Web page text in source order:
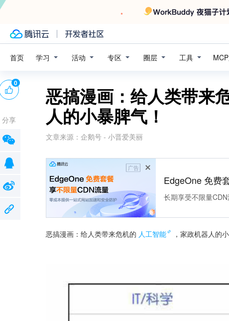
首页 学习 活动 专区 圈层 工具
恶搞漫画：给人类带来
人的小暴脾气！
文章来源： 企鹅号 - 小晋爱美丽
广告
EdgeOne 免费
长期享受不限量
恶搞漫画：给人类带来危机的 人工智能 ，家政机器人的
0
分享